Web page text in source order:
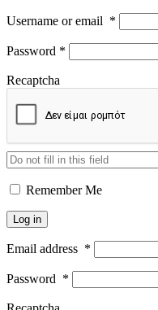
Username or email *
Password *
Recaptcha
Remember Me
Log in
Email address *
Password *